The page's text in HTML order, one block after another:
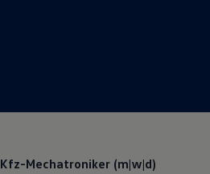
Kfz-Mechatroniker (m|w|d)